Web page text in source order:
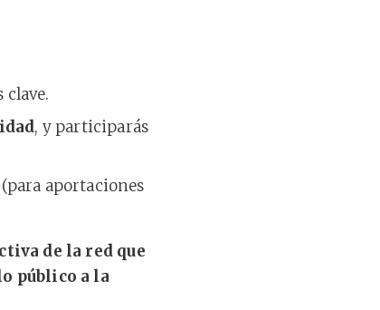
, y participarás
aportaciones
de la red que
público a la